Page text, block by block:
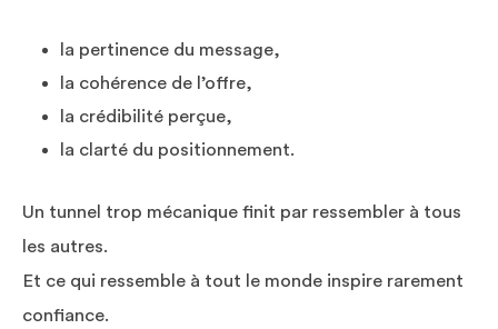
la pertinence du message,
la cohérence de l’offre,
la crédibilité perçue,
la clarté du positionnement.
Un tunnel trop mécanique finit par ressembler à tous
les autres.
Et ce qui ressemble à tout le monde inspire rarement
confiance.